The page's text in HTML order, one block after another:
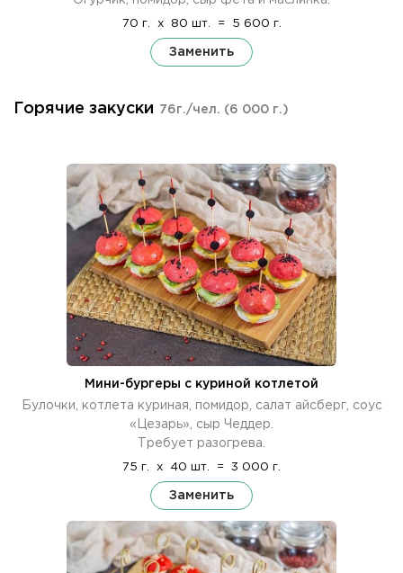
70 г. x 80 шт. = 5 600 г.
Заменить
Горячие закуски 76г./чел. (6 000 г.)
Мини-бургеры с куриной котлетой
Булочки, котлета куриная, помидор, салат айсберг, соус
«Цезарь», сыр Чеддер.
Требует разогрева.
75 г. x 40 шт. = 3 000 г.
Заменить